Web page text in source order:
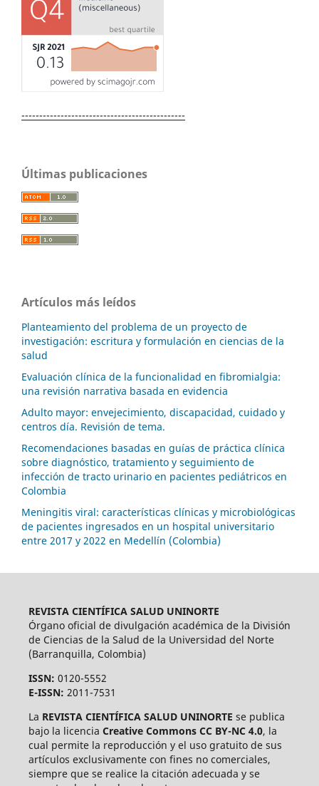
----------------------------------------------
Últimas publicaciones
Artículos más leídos
Planteamiento del problema de un proyecto de
investigación: escritura y formulación en ciencias de la
salud
Evaluación clínica de la funcionalidad en fibromialgia:
una revisión narrativa basada en evidencia
Adulto mayor: envejecimiento, discapacidad, cuidado y
centros día. Revisión de tema.
Recomendaciones basadas en guías de práctica clínica
sobre diagnóstico, tratamiento y seguimiento de
infección de tracto urinario en pacientes pediátricos en
Colombia
Meningitis viral: características clínicas y microbiológicas
de pacientes ingresados en un hospital universitario
entre 2017 y 2022 en Medellín (Colombia)
REVISTA CIENTÍFICA SALUD UNINORTE
Órgano oficial de divulgación académica de la División
de Ciencias de la Salud de la Universidad del Norte
(Barranquilla, Colombia)
ISSN: 0120-5552
E-ISSN: 2011-7531
La REVISTA CIENTÍFICA SALUD UNINORTE se publica
bajo la licencia Creative Commons CC BY-NC 4.0, la
cual permite la reproducción y el uso gratuito de sus
artículos exclusivamente con fines no comerciales,
siempre que se realice la citación adecuada y se